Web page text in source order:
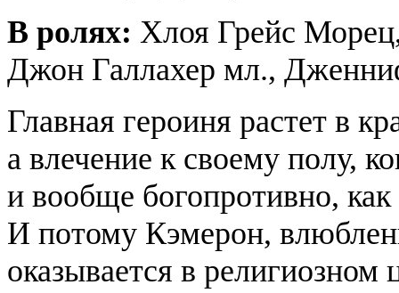
В ролях: Хлоя Грейс
Джон Галлахер мл.,
Главная героиня растет в
а влечение к своему полу,
и вообще богопротивно,
И потому Кэмерон,
оказывается в религиозном